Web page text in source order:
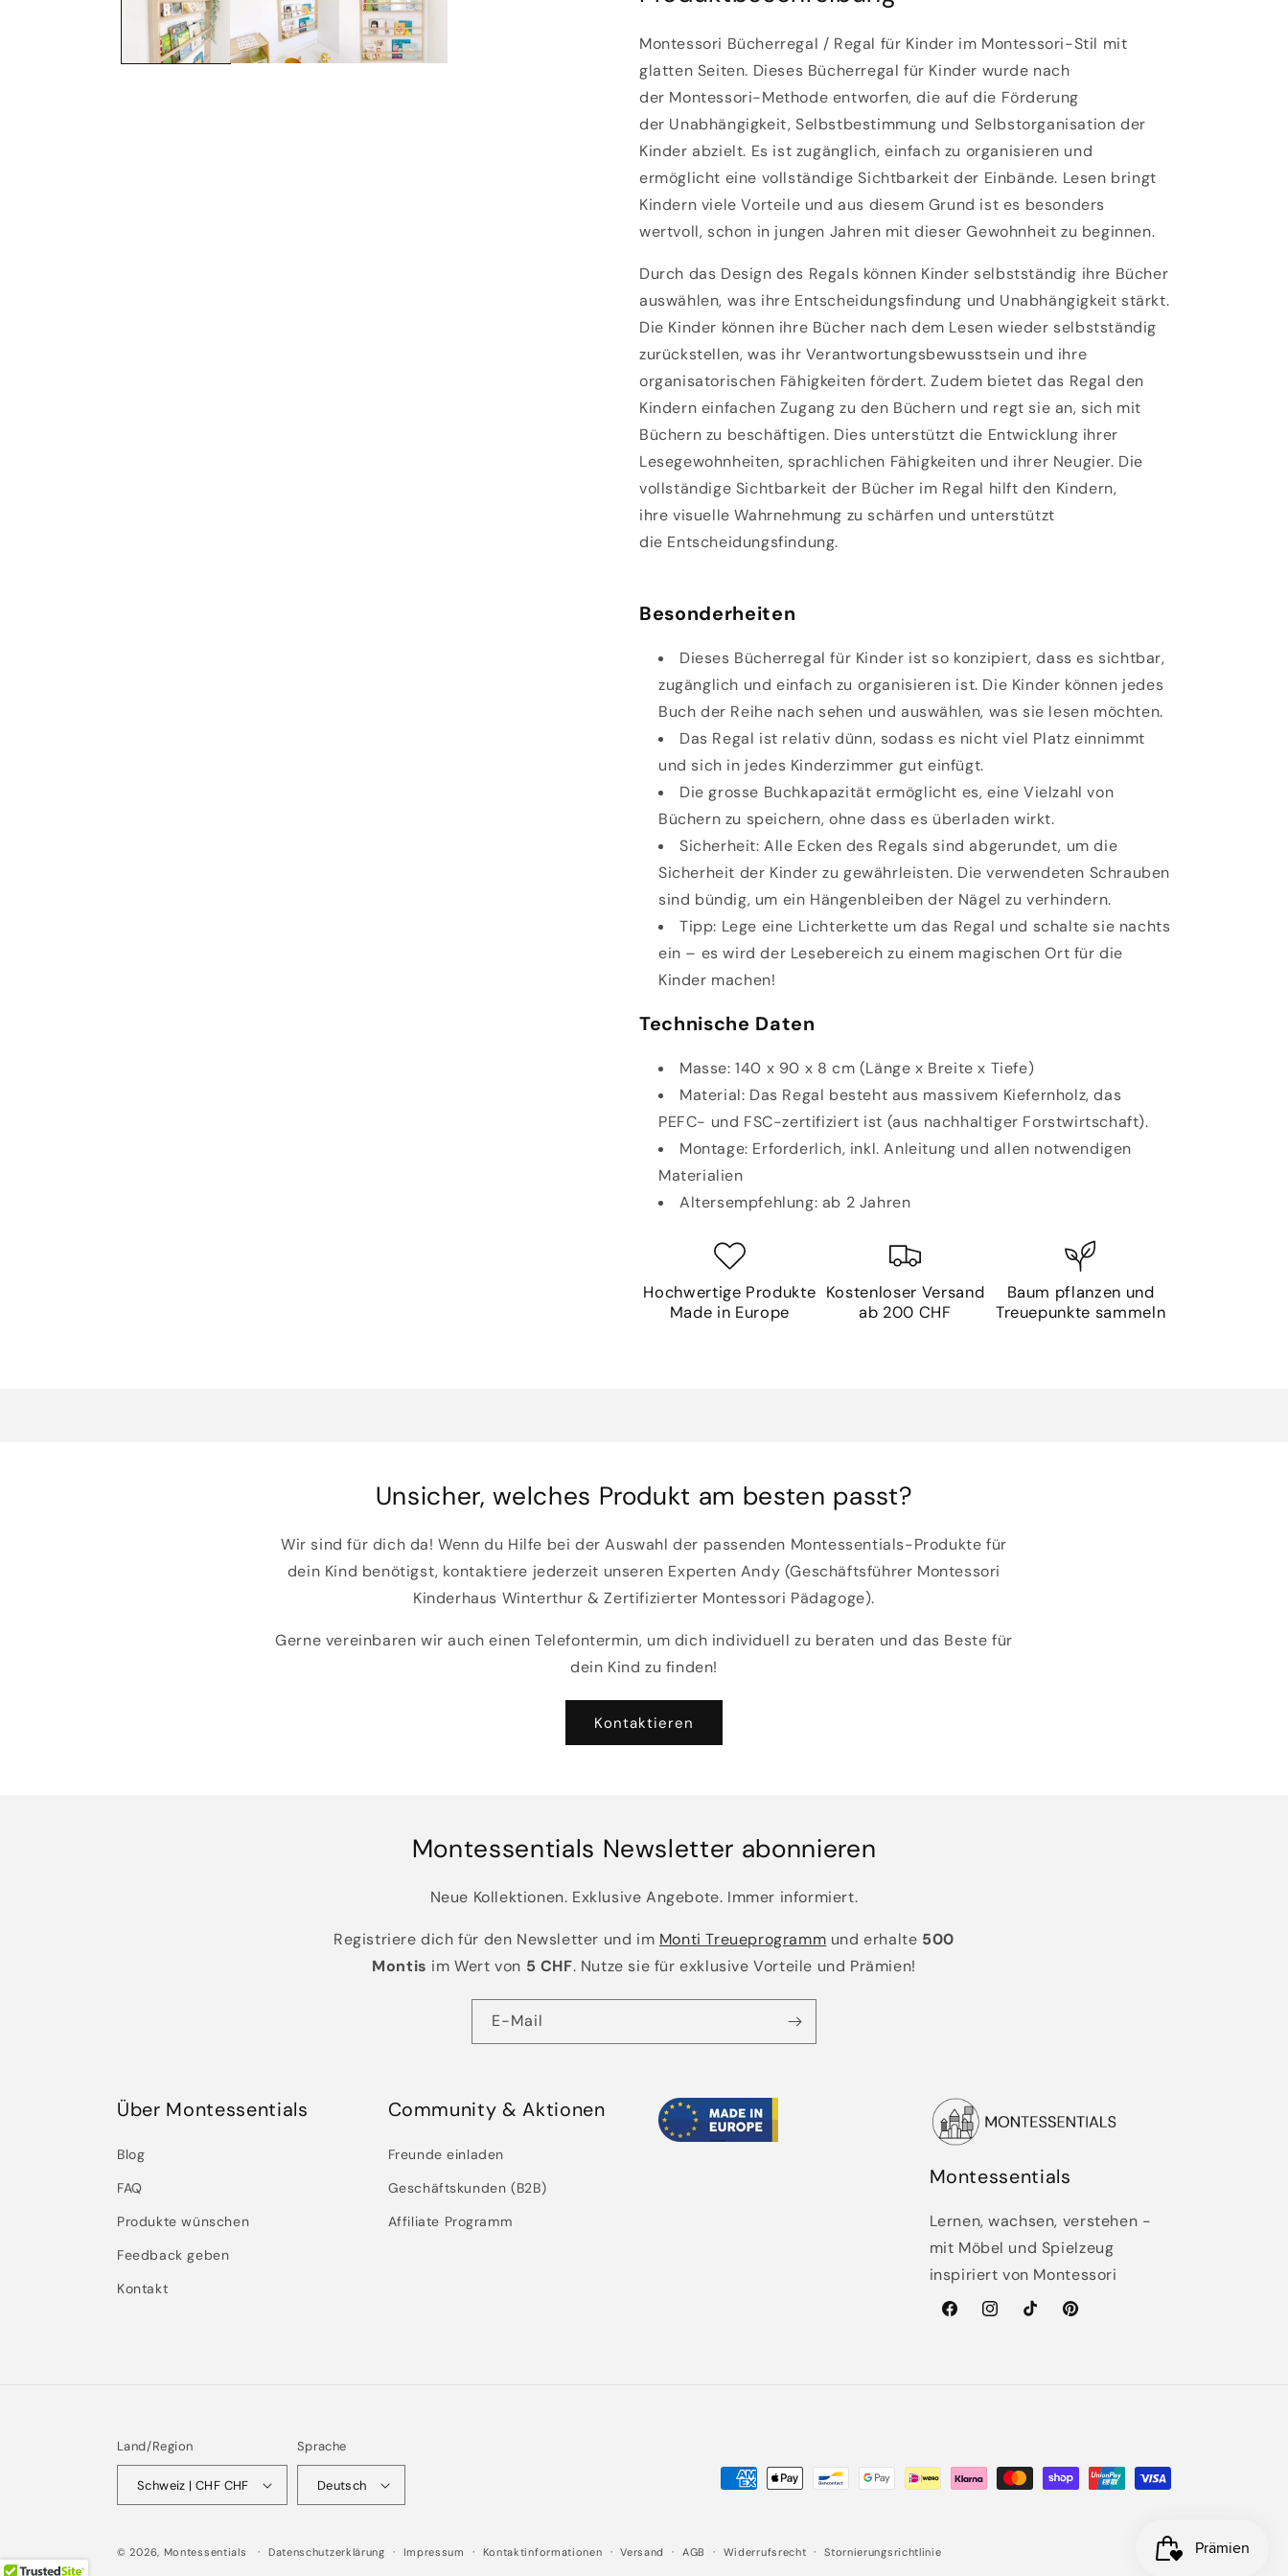
Montessori Bücherregal / Regal für Kinder im Montessori-Stil mit
glatten Seiten. Dieses Bücherregal für Kinder wurde nach
der Montessori-Methode entworfen, die auf die Förderung
der Unabhängigkeit,Selbstbestimmung und Selbstorganisation der
Kinder abzielt. Es ist zugänglich, einfach zu organisieren und
ermöglicht eine vollständige Sichtbarkeit der Einbände. Lesen bringt
Kindern viele Vorteile und aus diesem Grund ist es besonders
wertvoll, schon in jungen Jahren mit dieser Gewohnheit zu beginnen.
Durch das Design des Regals können Kinder selbstständig ihre Bücher
auswählen, was ihre Entscheidungsfindung und Unabhängigkeit stärkt.
Die Kinder können ihre Bücher nach dem Lesen wieder selbstständig
zurückstellen, was ihr Verantwortungsbewusstsein und ihre
organisatorischen Fähigkeiten fördert.Zudem bietet das Regal den
Kindern einfachen Zugang zu den Büchern und regt sie an, sich mit
Büchern zu beschäftigen. Dies unterstützt die Entwicklung ihrer
Lesegewohnheiten, sprachlichen Fähigkeiten und ihrer Neugier. Die
vollständige Sichtbarkeit der Bücher im Regal hilft den Kindern,
ihre visuelle Wahrnehmung zu schärfen und unterstützt
die Entscheidungsfindung.
Besonderheiten
Dieses Bücherregal für Kinder ist so konzipiert, dass essichtbar,
zugänglich und einfach zu organisieren ist. Die Kinder können jedes
Buch der Reihe nach sehen und auswählen, was sie lesen möchten.
Das Regal ist relativ dünn, sodass es nicht viel Platz einnimmt
und sich in jedes Kinderzimmer gut einfügt.
Die grosse Buchkapazität ermöglicht es, eine Vielzahl von
Büchern zu speichern, ohne dass es überladen wirkt.
Sicherheit: Alle Ecken des Regals sindabgerundet, um die
Sicherheit der Kinder zu gewährleisten. Die verwendeten Schrauben
sind bündig, um ein Hängenbleiben der Nägel zu verhindern.
Tipp: Lege eine Lichterkette um das Regal und schalte sie nachts
ein – es wird der Lesebereich zu einem magischen Ort für die
Kinder machen!
Technische Daten
Masse: 140 x 90 x 8 cm (Länge x Breite x Tiefe)
Material: Das Regal besteht aus massivem Kiefernholz, das
PEFC- und FSC-zertifiziert ist (aus nachhaltiger Forstwirtschaft).
Montage: Erforderlich, inkl. Anleitung und allen notwendigen
Materialien
Altersempfehlung: ab 2 Jahren
Hochwertige Produkte
Made in Europe
Kostenloser Versand
ab 200 CHF
Baum pflanzen und
Treuepunkte sammeln
Unsicher, welches Produkt am besten passt?
Wir sind für dich da! Wenn du Hilfe bei der Auswahl der passenden Montessentials-Produkte für
dein Kind benötigst, kontaktiere jederzeit unseren Experten Andy (Geschäftsführer Montessori
Kinderhaus Winterthur & Zertifizierter Montessori Pädagoge).
Gerne vereinbaren wir auch einen Telefontermin, um dich individuell zu beraten und das Beste für
dein Kind zu finden!
Kontaktieren
Montessentials Newsletter abonnieren
Neue Kollektionen. Exklusive Angebote. Immer informiert.
Registriere dich für den Newsletter und im Monti Treueprogramm und erhalte 500
Montis im Wert von 5 CHF. Nutze sie für exklusive Vorteile und Prämien!
E-Mail
Über Montessentials
Blog
FAQ
Produkte wünschen
Feedback geben
Kontakt
Community & Aktionen
Freunde einladen
Geschäftskunden (B2B)
Affiliate Programm
Montessentials
Lernen, wachsen, verstehen -
mit Möbel und Spielzeug
inspiriert von Montessori
FacebookInstagramTikTok Pinterest
Land/Region
Schweiz | CHF CHF
Sprache
Deutsch Zahlungsmethoden
© 2026, Montessentials Datenschutzerklärung Impressum Kontaktinformationen Versand AGB Widerrufsrecht Stornierungsrichtlinie